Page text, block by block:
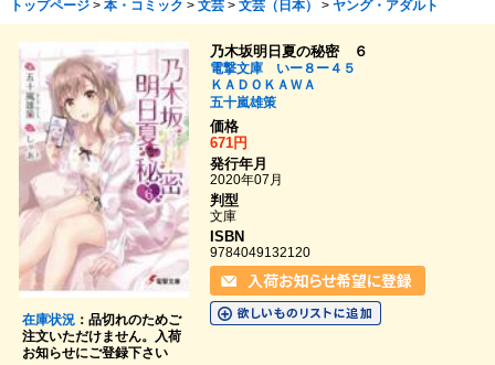
トップページ> 本・コミック > 文芸> 文芸（日本） > ヤング・アダルト
在庫状況：品切れのためご
注文いただけません。入荷
お知らせにご登録下さい
乃木坂明日夏の秘密 ６
電撃文庫 いー８ー４５
ＫＡＤＯＫＡＷＡ
五十嵐雄策
価格
671円
発行年月
2020年07月
判型
文庫
ISBN
9784049132120